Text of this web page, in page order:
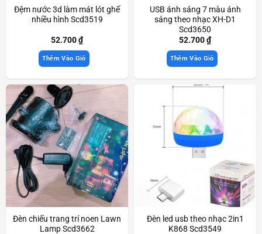
Đệm nước 3d làm mát lót ghế
nhiều hình Scd3519
52.700₫
Thêm Vào Giỏ
USB ánh sáng 7 màu ánh
sáng theo nhạc XH-D1
Scd3650
52.700₫
Thêm Vào Giỏ
Đèn chiếu trang trí noen Lawn
Lamp Scd3662
Đèn led usb theo nhạc 2in1
K868 Scd3549